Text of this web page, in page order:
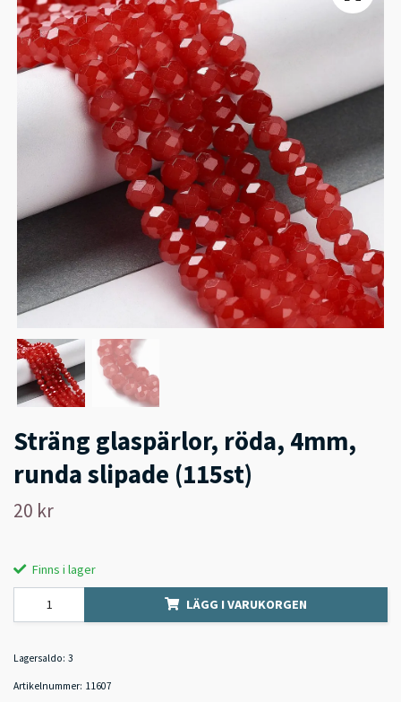
Sträng glaspärlor, röda, 4mm,
runda slipade (115st)
20 kr
Finns i lager
LÄGG I VARUKORGEN
Lagersaldo: 3
Artikelnummer: 11607